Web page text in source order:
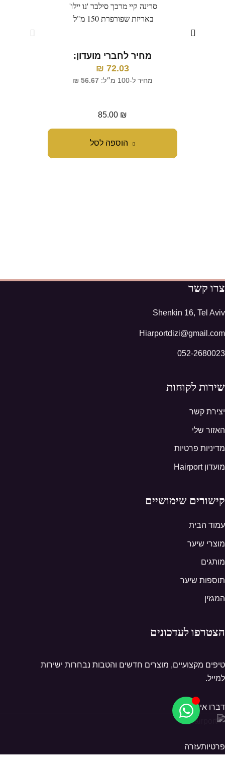
הוספה לסל
סרינה קיי מרכך סילבר 'נו יילו'
באריזת שפורפרת 150 מ"ל
מחיר לחברי מועדון:
72.03
₪
מחיר ל-100 מ״ל: 56.67
₪
85.00 ₪
צרו קשר
Shenkin 16, Tel Aviv
Hiarportdizi@gmail.com
052-2680023
שירות לקוחות
יצירת קשר
האזור שלי
מדיניות פרטיות
מועדון Hairport
קישורים שימושיים
עמוד הבית
מוצרי שיער
מותגים
תוספות שיער
המגזין
הצטרפו לעדכונים
טיפים מקצועיים, מוצרים חדשים והטבות נבחרות ישירות
למייל.
דברו איתנו
פרטיותעזרה